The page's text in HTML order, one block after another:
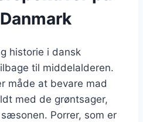
historie i dansk
til middelalderen.
måde at bevare mad
med de grøntsager,
Porrer, som er